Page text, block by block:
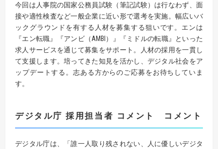
今回は人事院の国家公務員試験（筆記試験）は行なわず、面
接や適性検査など一般企業に近い形で選考を実施。幅広いバ
ックグラウンドを有する人材を募集する狙いです。エンは
『エン転職』『アンビ（AMBI）』『ミドルの転職』といった
求人サービスを通じて募集をサポート。人材の採用を一貫し
て支援します。培ってきた知見を活かし、デジタル社会をア
ップデートする。志ある方からのご応募をお待ちしていま
す。
デジタル庁 採用担当者 コメント コメント
デジタル庁は、「誰一人取り残されない、人に優しいデジタ